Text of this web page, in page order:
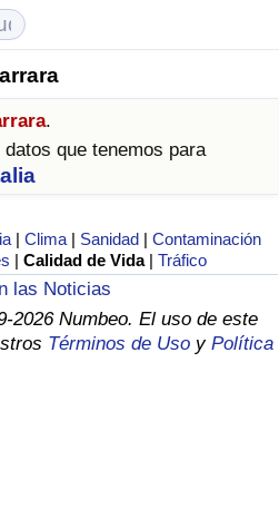
.
que tenemos para
|Clima | Sanidad |Contaminación
|Calidad de Vida |Tráfico
las Noticias
2026 Numbeo. El uso de este
Términos de Uso y Política
(Actual)
país
(Actual)
por País
(Actual)
por país
Criminalidad